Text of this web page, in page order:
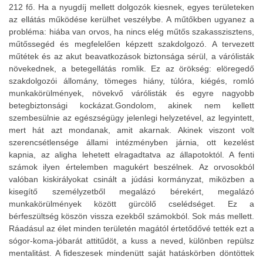
212 fő. Ha a nyugdíj mellett dolgozók kiesnek, egyes területeken
az ellátás működése kerülhet veszélybe. A műtőkben ugyanez a
probléma: hiába van orvos, ha nincs elég műtős szakasszisztens,
műtőssegéd és megfelelően képzett szakdolgozó. A tervezett
műtétek és az akut beavatkozások biztonsága sérül, a várólisták
növekednek, a betegellátás romlik. Ez az örökség: elöregedő
szakdolgozói állomány, tömeges hiány, túlóra, kiégés, romló
munkakörülmények, növekvő várólisták és egyre nagyobb
betegbiztonsági kockázat.Gondolom, akinek nem kellett
szembesülnie az egészségügy jelenlegi helyzetével, az legyintett,
mert hát azt mondanak, amit akarnak. Akinek viszont volt
szerencsétlensége állami intézményben járnia, ott kezelést
kapnia, az aligha lehetett elragadtatva az állapotoktól. A fenti
számok ilyen értelemben magukért beszélnek. Az orvosokból
valóban kiskirályokat csinált a júdási kormányzat, miközben a
kisegítő személyzetből megalázó bérekért, megalázó
munkakörülmények között gürcölő cselédséget. Ez a
bérfeszültség köszön vissza ezekből számokból. Sok más mellett.
Ráadásul az élet minden területén magától értetődővé tették ezt a
sógor-koma-jóbarát attitűdöt, a kuss a neved, különben repülsz
mentalitást. A fideszesek mindenütt saját hatáskörben döntöttek